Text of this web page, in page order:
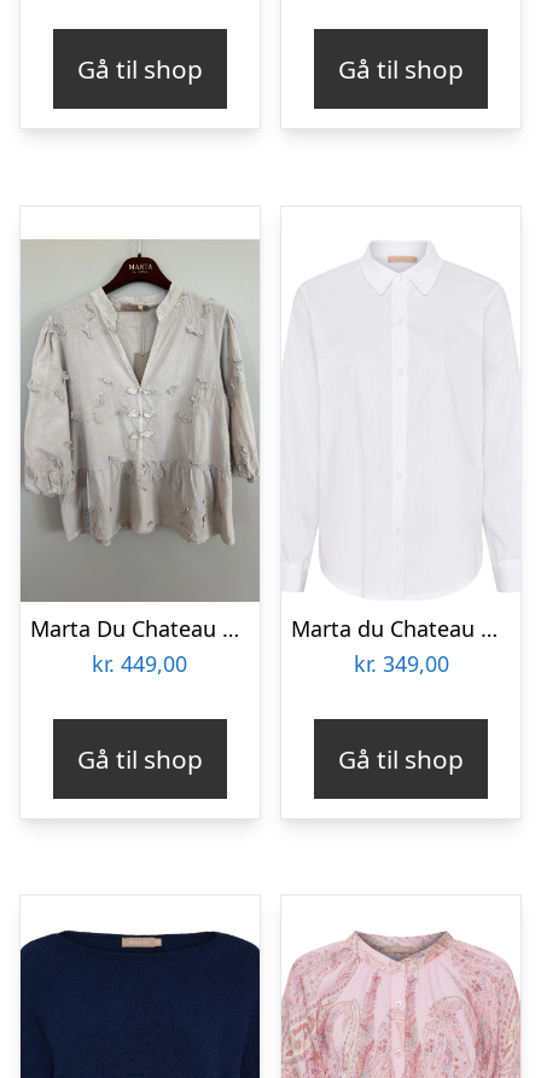
Gå til shop Gå til shop
Marta Du Chateau Dame Bluse MdcSafiya – Beige
kr. 449,00
Gå til shop
Marta du Chateau dame skjorte MdcNicoline 85700 – White
kr. 349,00
Gå til shop